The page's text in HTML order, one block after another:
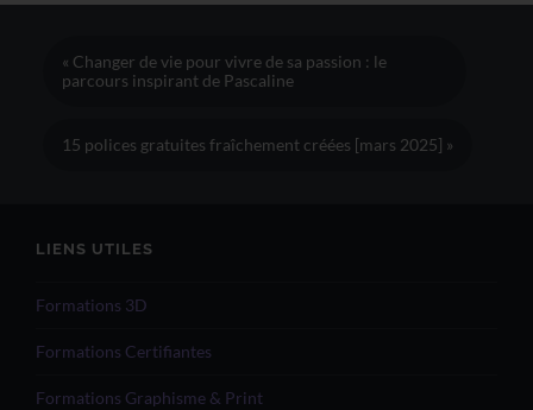
« Changer de vie pour vivre de sa passion : le
parcours inspirant de Pascaline
15 polices gratuites fraîchement créées [mars 2025] »
LIENS UTILES
Formations 3D
Formations Certifiantes
Formations Graphisme & Print